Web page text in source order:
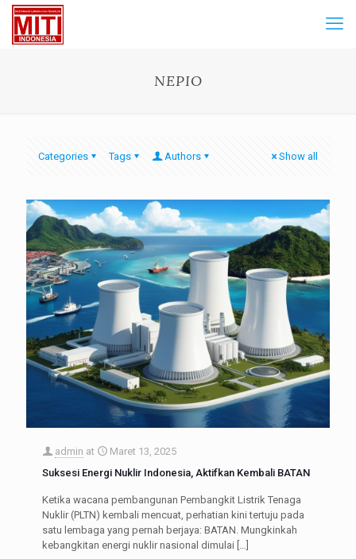
NEPIO
Categories Tags Authors Show all
admin at
Maret 13, 2025
Suksesi Energi Nuklir Indonesia, Aktifkan Kembali BATAN
Ketika wacana pembangunan Pembangkit Listrik Tenaga
Nuklir (PLTN) kembali mencuat, perhatian kini tertuju pada
satu lembaga yang pernah berjaya: BATAN. Mungkinkah
kebangkitan energi nuklir nasional dimulai […]